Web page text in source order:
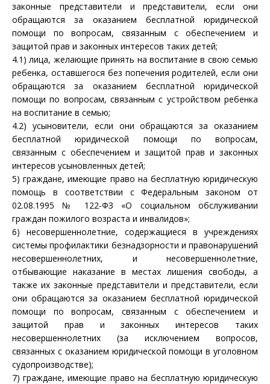
законные представители и представители, если они
обращаются за оказанием бесплатной юридической
помощи по вопросам, связанным с обеспечением и
защитой прав и законных интересов таких детей;
4.1) лица, желающие принять на воспитание в свою семью
ребенка, оставшегося без попечения родителей, если они
обращаются за оказанием бесплатной юридической
помощи по вопросам, связанным с устройством ребенка
на воспитание в семью;
4.2) усыновители, если они обращаются за оказанием
бесплатной юридической помощи по вопросам,
связанным с обеспечением и защитой прав и законных
интересов усыновленных детей;
5) граждане, имеющие право на бесплатную юридическую
помощь в соответствии с Федеральнымзаконом от
02.08.1995 № 122-ФЗ «О социальном обслуживании
граждан пожилого возраста и инвалидов»;
6) несовершеннолетние, содержащиеся в учреждениях
системы профилактики безнадзорности и правонарушений
несовершеннолетних, и несовершеннолетние,
отбывающие наказание в местах лишения свободы, а
также их законные представители и представители, если
они обращаются за оказанием бесплатной юридической
помощи по вопросам, связанным с обеспечением и
защитой прав и законных интересов таких
несовершеннолетних (за исключением вопросов,
связанных с оказанием юридической помощи в уголовном
судопроизводстве);
7) граждане, имеющие право на бесплатную юридическую